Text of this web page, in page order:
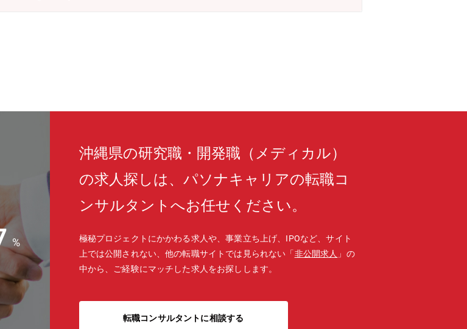
%
沖縄県の研究職・開発職（メディカル）
の求人探しは、パソナキャリアの転職コ
ンサルタントへお任せください。
極秘プロジェクトにかかわる求人や、事業立ち上げ、IPOなど、サイト
上では公開されない、他の転職サイトでは見られない「非公開求人 」の
中から、ご経験にマッチした求人をお探しします。
転職コンサルタントに相談する